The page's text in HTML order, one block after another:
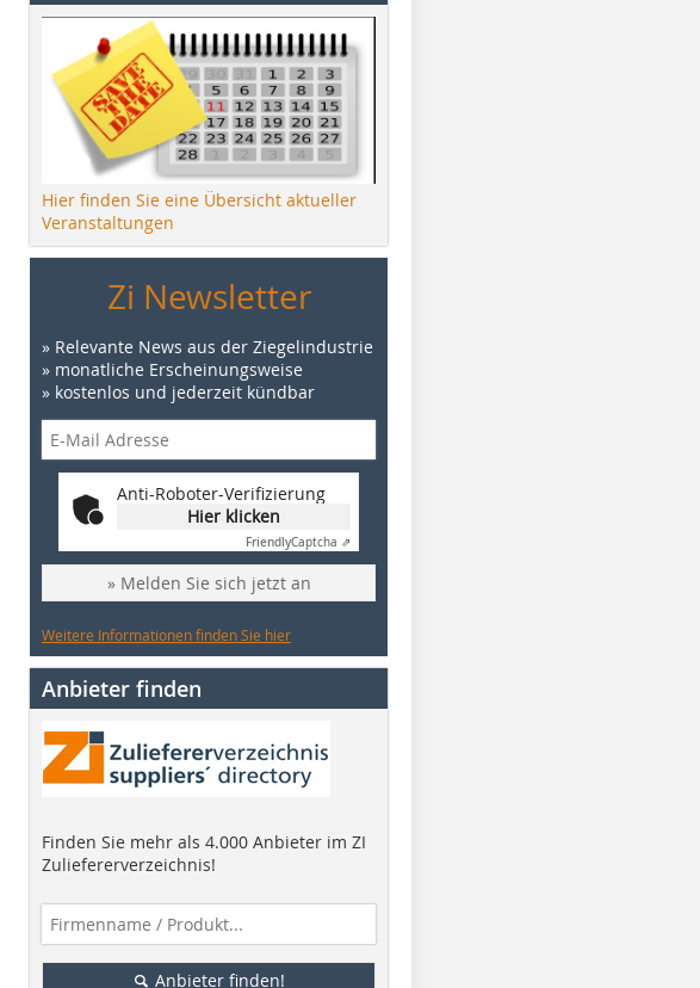
Hier finden Sie eine Übersicht aktueller
Veranstaltungen
Zi Newsletter
» Relevante News aus der Ziegelindustrie
» monatliche Erscheinungsweise
» kostenlos und jederzeit kündbar
Anti-Roboter-Verifizierung
Hier klicken
FriendlyCaptcha ⇗
» Melden Sie sich jetzt an
Weitere Informationen finden Sie hier
Anbieter finden
Finden Sie mehr als 4.000 Anbieter im ZI
Zuliefererverzeichnis!
Anbieter finden!